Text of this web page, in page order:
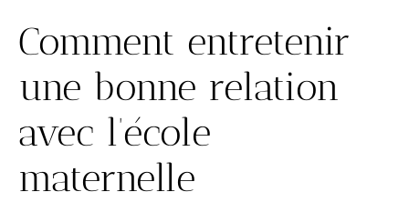
Comment entretenir
une bonne relation
avec l’école
maternelle